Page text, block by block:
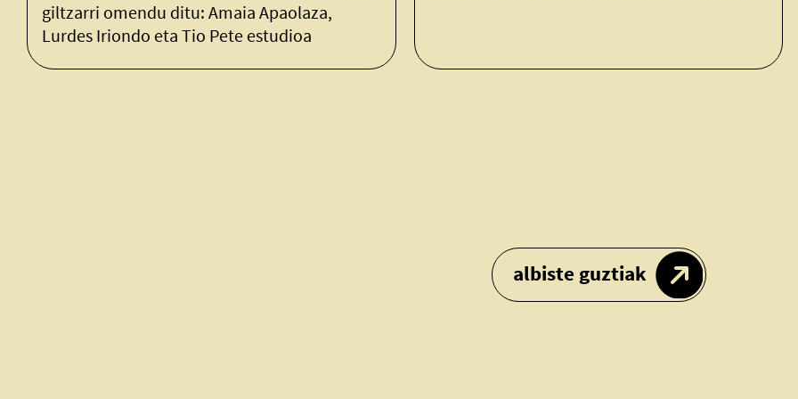
ditu: Amaia Apaolaza,
eta Tio Pete estudioa
albiste guztiak